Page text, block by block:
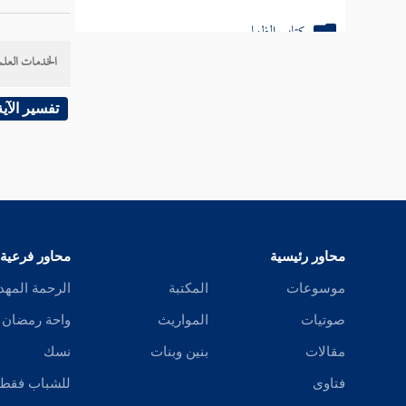
كتاب الظهار
كتاب النفقات
كتاب الحدود
كتاب الجهاد والسير
أبواب السبق والرمي
مساتق
وعن
وسلم
وابن
عليه
الخدمات
تفسير
محاور رئيسية
موسوعات
صوتيات
مقالات
فتاوى
المكتبة
المواريث
بنين وبنات
محاور فرعية
الرحمة
واحة رمضان
نسك
للشباب فقط